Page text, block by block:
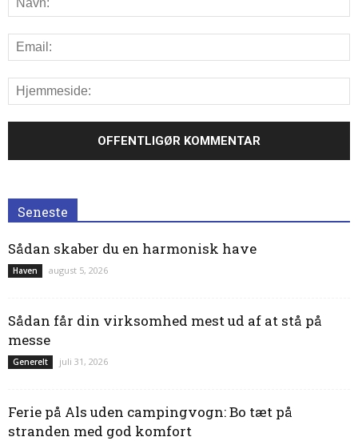
Seneste
Sådan skaber du en harmonisk have
Haven august 5, 2026
Sådan får din virksomhed mest ud af at stå på
messe
Generelt juli 31, 2026
Ferie på Als uden campingvogn: Bo tæt på
stranden med god komfort